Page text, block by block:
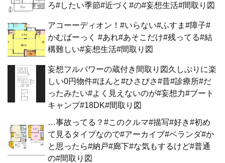
ろ#したい季節#近づく#の#妄想生活#間取り図
アコーーディオン！#いらない#ふすま#障子#
かむばーっく #あれ#あそこだけ#残ってる#結
構難しい#妄想生活#間取り図
妄想フルパワーの蔵付き間取り図久しぶりに楽
しい0円物件#ほんと#ひさびさ#昔#診療所#だ
ったみたい#よく見えないのが#妄想力#ブート
キャンプ#18DK#間取り図
…事故ってる？#このクルマ#描写#好き#初め
て見るタイプなので#アーカイブ#ベランダ#か
と思ったら#納戸#廊下#な気もするけど#普通
の#間取り図